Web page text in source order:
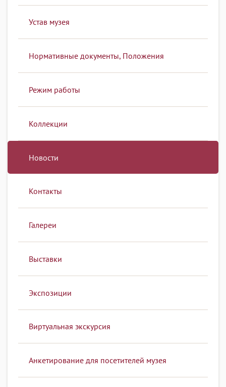
Устав музея
Нормативные документы, Положения
Режим работы
Коллекции
Новости
Контакты
Галереи
Выставки
Экспозиции
Виртуальная экскурсия
Анкетирование для посетителей музея